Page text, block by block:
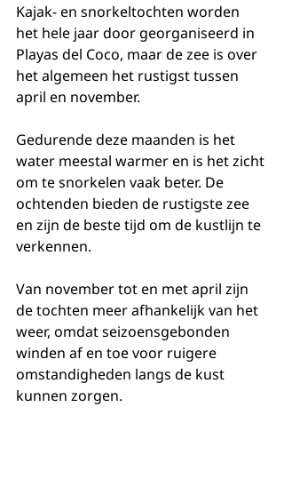
Kajak- en snorkeltochten worden
het hele jaar door georganiseerd in
Playas del Coco, maar de zee is over
het algemeen het rustigst tussen
april en november.
Gedurende deze maanden is het
water meestal warmer en is het zicht
om te snorkelen vaak beter. De
ochtenden bieden de rustigste zee
en zijn de beste tijd om de kustlijn te
verkennen.
Van november tot en met april zijn
de tochten meer afhankelijk van het
weer, omdat seizoensgebonden
winden af ​​en toe voor ruigere
omstandigheden langs de kust
kunnen zorgen.